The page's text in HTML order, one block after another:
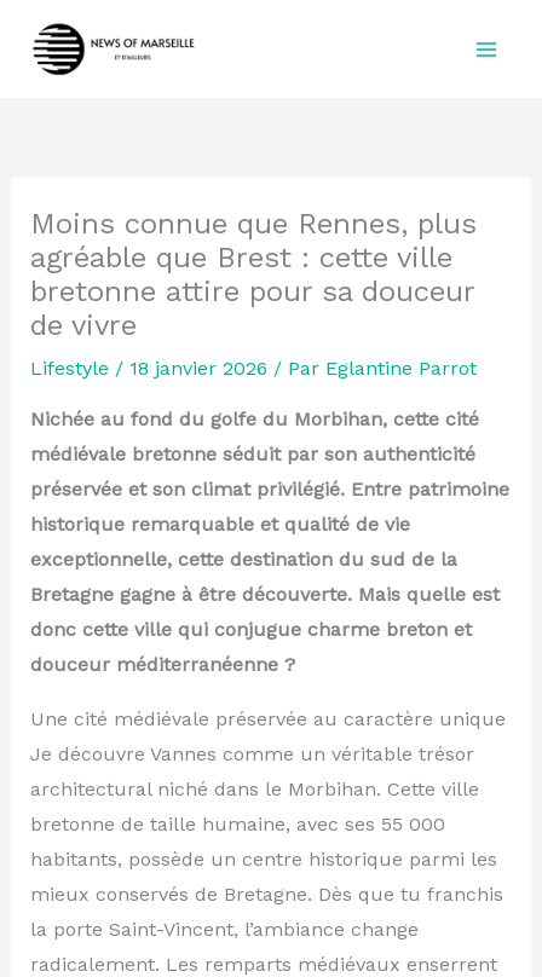
Moins connue que Rennes, plus
agréable que Brest : cette ville
bretonne attire pour sa douceur
de vivre
Lifestyle / 18 janvier 2026 / Par Eglantine Parrot
Nichée au fond du golfe du Morbihan, cette cité
médiévale bretonne séduit par son authenticité
préservée et son climat privilégié. Entre patrimoine
historique remarquable et qualité de vie
exceptionnelle, cette destination du sud de la
Bretagne gagne à être découverte. Mais quelle est
donc cette ville qui conjugue charme breton et
douceur méditerranéenne ?
Une cité médiévale préservée au caractère unique
Je découvre Vannes comme un véritable trésor
architectural niché dans le Morbihan. Cette ville
bretonne de taille humaine, avec ses 55 000
habitants, possède un centre historique parmi les
mieux conservés de Bretagne. Dès que tu franchis
la porte Saint-Vincent, l’ambiance change
radicalement. Les remparts médiévaux enserrent